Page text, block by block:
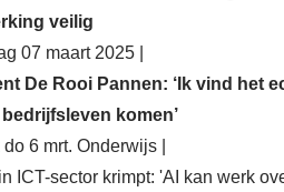
veilig
07 maart 2025 |
De Rooi Pannen: ‘Ik vind het
komen’
do 6 mrt. Onderwijs |
ICT-sector krimpt: 'AI kan werk